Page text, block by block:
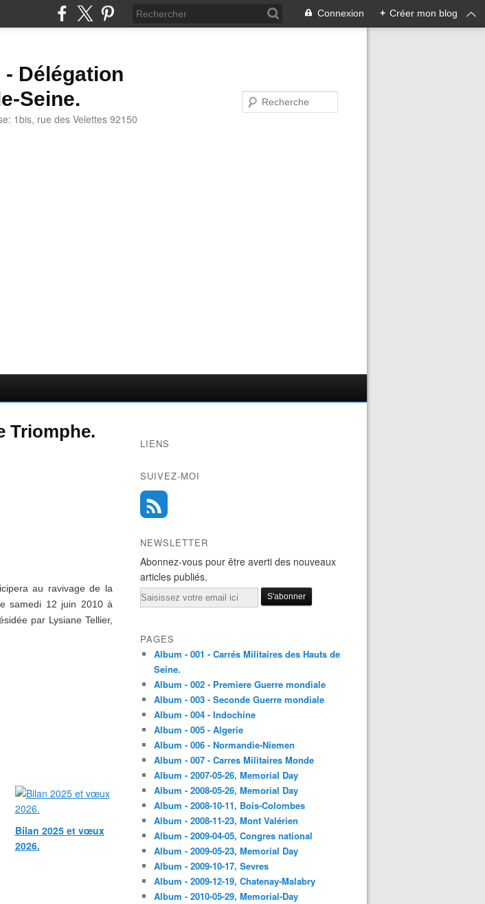
Connexion + Créer mon blog
Délégation
Seine.
1bis, rue des Velettes 92150
Triomphe.
au ravivage de la
samedi 12 juin 2010 à
par Lysiane Tellier,
Bilan 2025 et vœux
2026.
LIENS
SUIVEZ-MOI
NEWSLETTER
Abonnez-vous pour être averti des nouveaux
articles publiés.
Email
PAGES
Album - 001 - Carrés Militaires des Hauts de
Seine.
Album - 002 - Premiere Guerre mondiale
Album - 003 - Seconde Guerre mondiale
Album - 004 - Indochine
Album - 005 - Algerie
Album - 006 - Normandie-Niemen
Album - 007 - Carres Militaires Monde
Album - 2007-05-26, Memorial Day
Album - 2008-05-26, Memorial Day
Album - 2008-10-11, Bois-Colombes
Album - 2008-11-23, Mont Valérien
Album - 2009-04-05, Congres national
Album - 2009-05-23, Memorial Day
Album - 2009-10-17, Sevres
Album - 2009-12-19, Chatenay-Malabry
Album - 2010-05-29, Memorial-Day